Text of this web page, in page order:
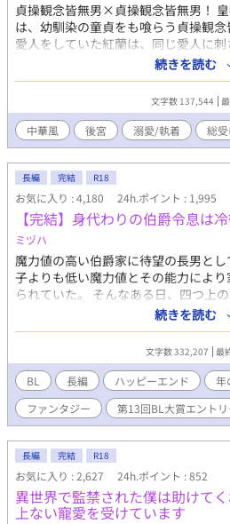
貞操観念皆無男×貞操観念皆無男！
は、幼馴染の童貞をも喰らう貞操観
愛人をしていた紅蘭は、同じ愛人に
まれ変わった紅蘭は、誰に囚われる
しかしある日、皇宮から使者がやっ
きた紅蘭の噂を聞き、絶倫だという
きた。 金に目が眩み後宮に入った紅
前世のあのヤクザであることを知る。
から逃げようとするが、結局見つか
に！ さっさと金貨をもらって後宮を
まいとする皇帝の、貞操観念皆無な
特定多数と肉体関係を持つ描写があ
示唆する内容があります。 ※中華【
界観のお話です。 ※一度完結済みに
きを見たいのお声をいただけたことと
があったため続きました。 今後は満
ので、ご安心ください。
続きを読む
文字数 137,544
中華風 後宮 溺愛/執着 総
長編 完結 R18
お気に入り : 4,180 24h.ポイント : 1,995
【完結】身代わりの伯爵令息は
ミヅハ
魔力値の高い伯爵家に待望の長男と
子よりも低い魔力値とその能力によ
られていた。 そんなある日、四つ上
る公爵家当主ルディウスから縁談が
ウスの恐ろしい噂を信じたセレーナ
しまう。 首が飛ぶ事を恐れたアルシ
ーナが戻ってくるまでアルシエを身
恐ろしい提案をするが、どうしても
ィウスはそれを了承し、逆らえない
望まれない花嫁になる事に。 公爵家
い中、動物や植物との対話に支えら
養を終えた執事長オルウェンが訪れ
惑いつつも心を開いていくアルシエだ
にルディウスとも少しずつ話すよう
令息 ※印は性的描写あり
続きを読む
文字数 332,207 最
BL 長編 ハッピーエンド 年
ファンタジー
第13回BL大賞エントリ
長編 完結 R18
お気に入り : 2,627 24h.ポイント : 852
異世界で監禁された僕は助けて
上ない寵愛を受けています